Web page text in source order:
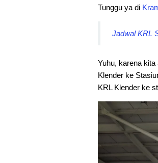
Tunggu ya di
Jadwal KRL
Yuhu, karena
Klender ke
KRL Klender ke